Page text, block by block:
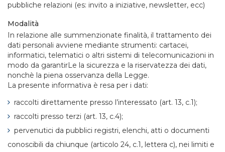
pubbliche relazioni (es: invito a iniziative, newsletter, ecc)
Modalità
In relazione alle summenzionate finalità, il trattamento dei
dati personali avviene mediante strumenti: cartacei,
informatici, telematici o altri sistemi di telecomunicazioni in
modo da garantirLe la sicurezza e la riservatezza dei dati,
nonchè la piena osservanza della Legge.
La presente informativa è resa per i dati:
raccolti direttamente presso l’interessato (art. 13, c.1);
raccolti presso terzi (art. 13, c.4);
pervenutici da pubblici registri, elenchi, atti o documenti
conoscibili da chiunque (articolo 24, c.1, lettera c), nei limiti e